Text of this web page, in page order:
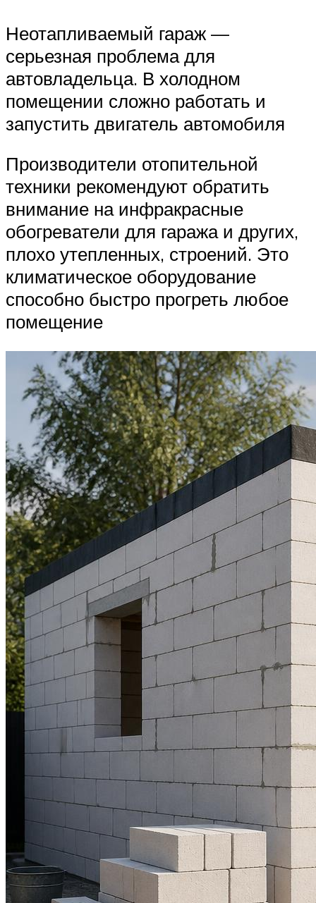
Неотапливаемый гараж —
серьезная проблема для
автовладельца. В холодном
помещении сложно работать и
запустить двигатель автомобиля
Производители отопительной
техники рекомендуют обратить
внимание на инфракрасные
обогреватели для гаража и других,
плохо утепленных, строений. Это
климатическое оборудование
способно быстро прогреть любое
помещение